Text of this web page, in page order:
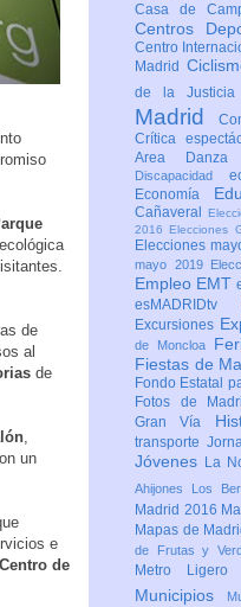
de
al
de
un
e
de
Casa de
Centros
Centro
Madrid
de la
Madrid
Crítica
Area
Danza
Discapacidad
Economía
Cañaveral
2016 Elecciones
Elecciones
mayo 2019
Empleo EMT
esMADRIDtv
Excursiones
de Moncloa
Fiestas de
Fondo Estatal
Fotos de
Gran Vía
transporte
Jóvenes La
Ahijones
Los
Madrid 2016
Mapas de
de Frutas y
Metro Ligero
Municipios